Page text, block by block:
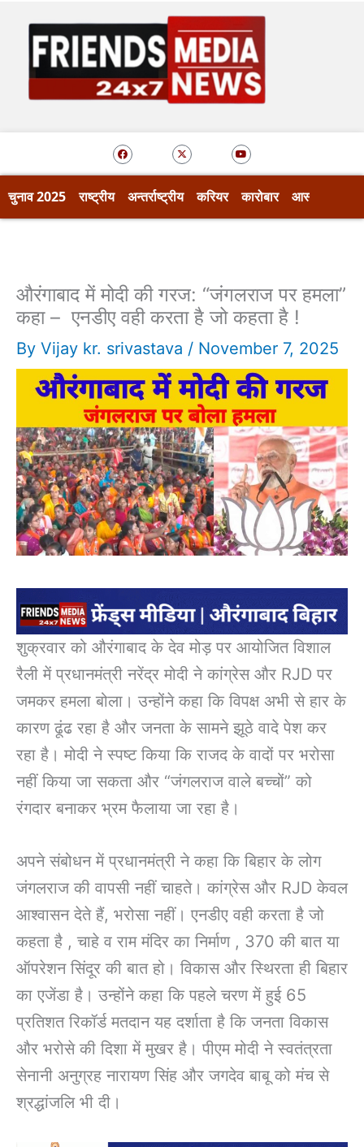
content
F
a
c
e
X
-
t
w
t
t
r
Y
o
u
t
b
e
चुनाव 2025 राष्ट्रीय अन्तर्राष्ट्रीय करियर कारोबार आस्था
औरंगाबाद में मोदी की गरज: “जंगलराज पर हमला”
कहा – एनडीए वही करता है जो कहता है !
By Vijay kr. srivastava / November 7, 2025
शुक्रवार को औरंगाबाद के देव मोड़ पर आयोजित विशाल
रैली में प्रधानमंत्री नरेंद्र मोदी ने कांग्रेस और RJD पर
जमकर हमला बोला। उन्होंने कहा कि विपक्ष अभी से हार के
कारण ढूंढ रहा है और जनता के सामने झूठे वादे पेश कर
रहा है। मोदी ने स्पष्ट किया कि राजद के वादों पर भरोसा
नहीं किया जा सकता और “जंगलराज वाले बच्चों” को
रंगदार बनाकर भ्रम फैलाया जा रहा है।
अपने संबोधन में प्रधानमंत्री ने कहा कि बिहार के लोग
जंगलराज की वापसी नहीं चाहते। कांग्रेस और RJD केवल
आश्वासन देते हैं, भरोसा नहीं। एनडीए वही करता है जो
कहता है , चाहे व राम मंदिर का निर्माण , 370 की बात या
ऑपरेशन सिंदूर की बात हो। विकास और स्थिरता ही बिहार
का एजेंडा है। उन्होंने कहा कि पहले चरण में हुई 65
प्रतिशत रिकॉर्ड मतदान यह दर्शाता है कि जनता विकास
और भरोसे की दिशा में मुखर है। पीएम मोदी ने स्वतंत्रता
सेनानी अनुग्रह नारायण सिंह और जगदेव बाबू को मंच से
श्रद्धांजलि भी दी।